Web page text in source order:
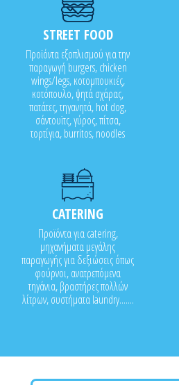
STREET FOOD
Προϊόντα εξοπλισμού για την
παραγωγή burgers, chicken
wings/legs, κοτομπουκιές,
κοτόπουλο, ψητά σχάρας,
πατάτες, τηγανητά, hot dog,
σάντουϊτς, γύρος, πίτσα,
τορτίγια, burritos, noodles
CATERING
Προϊόντα για catering,
μηχανήματα μεγάλης
παραγωγής για δεξιώσεις όπως
φούρνοι, ανατρεπόμενα
τηγάνια, βραστήρες πολλών
λίτρων, συστήματα laundry.......